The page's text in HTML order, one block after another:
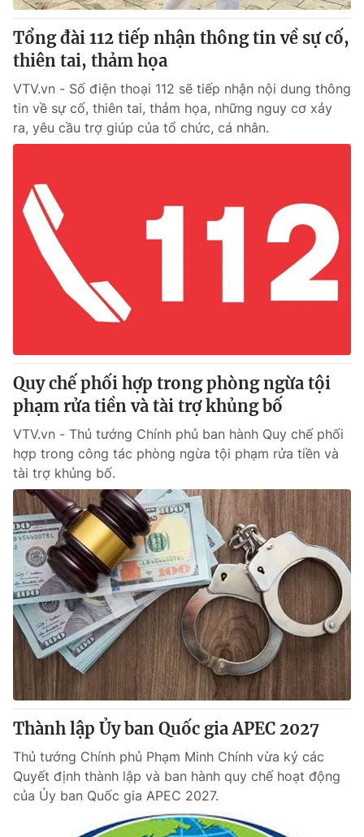
Tổng đài 112 tiếp nhận thông tin về sự cố,
thiên tai, thảm họa
VTV.vn - Số điện thoại 112 sẽ tiếp nhận nội dung thông
tin về sự cố, thiên tai, thảm họa, những nguy cơ xảy
ra, yêu cầu trợ giúp của tổ chức, cá nhân.
Quy chế phối hợp trong phòng ngừa tội
phạm rửa tiền và tài trợ khủng bố
VTV.vn - Thủ tướng Chính phủ ban hành Quy chế phối
hợp trong công tác phòng ngừa tội phạm rửa tiền và
tài trợ khủng bố.
Thành lập Ủy ban Quốc gia APEC 2027
Thủ tướng Chính phủ Phạm Minh Chính vừa ký các
Quyết định thành lập và ban hành quy chế hoạt động
của Ủy ban Quốc gia APEC 2027.